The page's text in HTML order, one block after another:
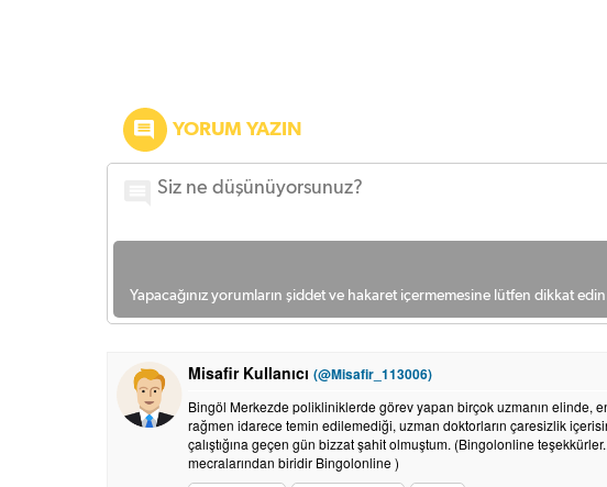
YORUM YAZIN
Yapacağınız yorumların şiddet ve hakaret içermemesine lütfen dikkat
Misafir Kullanıcı (@Misafir_113006)
Bingöl Merkezde polikliniklerde görev yapan birçok uzmanın elinde,
rağmen idarece temin edilemediği, uzman doktorların çaresizlik
çalıştığına geçen gün bizzat şahit olmuştum. (Bingolonline
mecralarından biridir Bingolonline )